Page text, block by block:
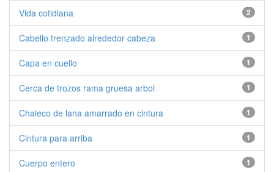
2
Vida cotidiana
1
Cabello trenzado alrededor cabeza
1
Capa en cuello
1
Cerca de trozos rama gruesa arbol
1
Chaleco de lana amarrado en cintura
1
Cintura para arriba
1
Cuerpo entero